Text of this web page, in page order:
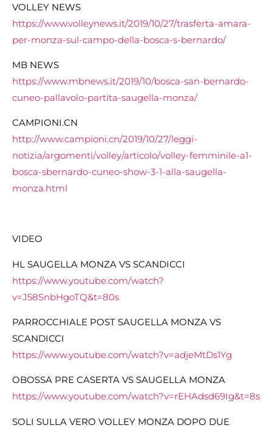
VOLLEY NEWS
https://www.volleynews.it/2019/10/27/trasferta-amara-
per-monza-sul-campo-della-bosca-s-bernardo/
MB NEWS
https://www.mbnews.it/2019/10/bosca-san-bernardo-
cuneo-pallavolo-partita-saugella-monza/
CAMPIONI.CN
http://www.campioni.cn/2019/10/27/leggi-
notizia/argomenti/volley/articolo/volley-femminile-a1-
bosca-sbernardo-cuneo-show-3-1-alla-saugella-
monza.html
VIDEO
HL SAUGELLA MONZA VS SCANDICCI
https://www.youtube.com/watch?
v=J58SnbHgoTQ&t=80s
PARROCCHIALE POST SAUGELLA MONZA VS
SCANDICCI
https://www.youtube.com/watch?v=adjeMtDs1Yg
OBOSSA PRE CASERTA VS SAUGELLA MONZA
https://www.youtube.com/watch?v=rEHAdsd69Ig&t=8s
SOLI SULLA VERO VOLLEY MONZA DOPO DUE